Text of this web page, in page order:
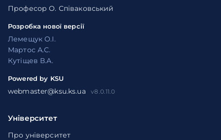
Професор О. Співаковський
Розробка нової версії
Лемещук О.І.
Мартос А.С.
Кутіщев В.А.
Powered by KSU
webmaster@ksu.ks.ua v8.0.11.0
Університет
Про університет